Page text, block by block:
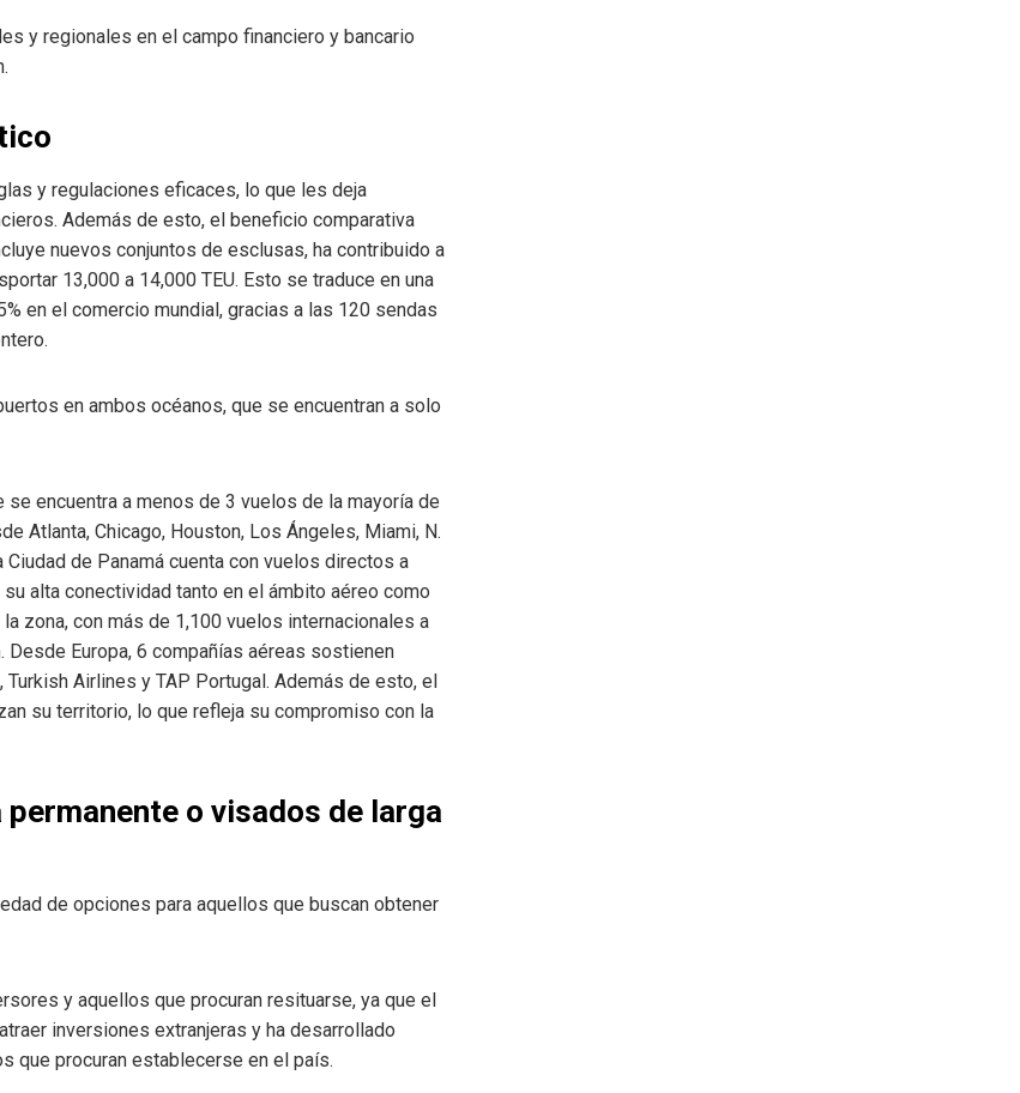
y regionales en el campo financiero y bancario
y regulaciones eficaces, lo que les deja
Además de esto, el beneficio comparativa
nuevos conjuntos de esclusas, ha contribuido a
13,000 a 14,000 TEU. Esto se traduce en una
en el comercio mundial, gracias a las 120 sendas
en ambos océanos, que se encuentran a solo
encuentra a menos de 3 vuelos de la mayoría de
Atlanta, Chicago, Houston, Los Ángeles, Miami, N.
de Panamá cuenta con vuelos directos a
alta conectividad tanto en el ámbito aéreo como
zona, con más de 1,100 vuelos internacionales a
Desde Europa, 6 compañías aéreas sostienen
Airlines y TAP Portugal. Además de esto, el
su territorio, lo que refleja su compromiso con la
o visados de larga
de opciones para aquellos que buscan obtener
y aquellos que procuran resituarse, ya que el
inversiones extranjeras y ha desarrollado
que procuran establecerse en el país.